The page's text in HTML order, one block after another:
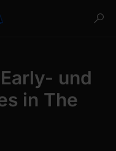
und
in The